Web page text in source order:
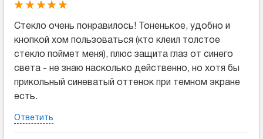
Стекло очень понравилось! Тоненькое, удобно и
кнопкой хом пользоваться (кто клеил толстое
стекло поймет меня), плюс защита глаз от синего
света - не знаю насколько действенно, но хотя бы
прикольный синеватый оттенок при темном экране
есть.
Ответить